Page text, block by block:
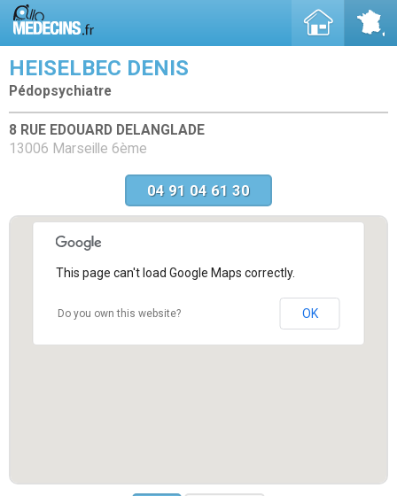
HEISELBEC DENIS
Pédopsychiatre
8 RUE EDOUARD DELANGLADE
13006 Marseille 6ème
04 91 04 61 30
This page can't load Google Maps correctly.
Do you own this website? OK